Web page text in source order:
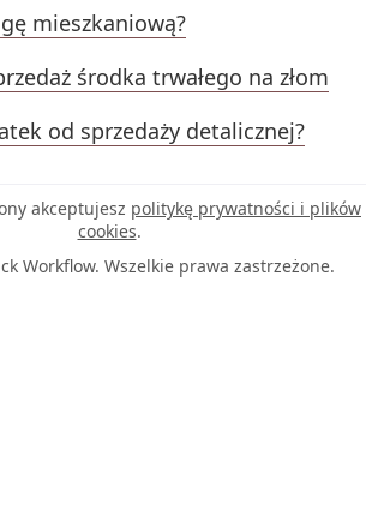
mieszkaniową?
środka trwałego na złom
od sprzedaży detalicznej?
akceptujesz politykę prywatności i plików
cookies.
Workflow. Wszelkie prawa zastrzeżone.